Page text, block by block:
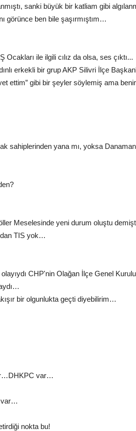
sanki büyük bir katliam gibi
görünce ben bile şaşırmıştım…
ile ilgili cılız da olsa, ses çıktı...
erkekli bir grup AKP Silivri İlçe
ettim” gibi bir şeyler söylemiş ama
sahiplerinden yana mı, yoksa
Meselesinde yeni durum oluştu
TIS yok…
CHP'nin Olağan İlçe Genel
bir olgunlukta geçti diyebilirim…
var…
var…
nokta bu!